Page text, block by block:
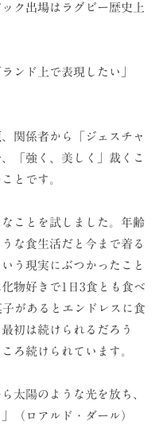
ク出場はラグビー歴史上
ンド上で表現したい」
関係者から「ジェスチャ
「強く、美しく」裁くこ
とです。
ことを試しました。年齢
な食生活だと今まで着る
う現実にぶつかったこと
物好きで1日3食とも食べ
があるとエンドレスに食
初は続けられるだろう
ろ続けられています。
太陽のような光を放ち、
（ロアルド・ダール）